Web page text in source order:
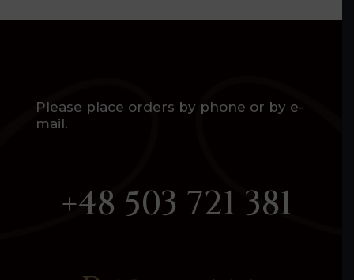
Please place orders by phone or by e-
mail.
+48 503 721 381